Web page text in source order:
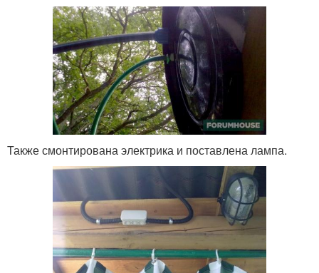
Также смонтирована электрика и поставлена лампа.